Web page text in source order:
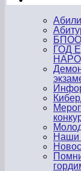
БПОО
ГОД
Наши